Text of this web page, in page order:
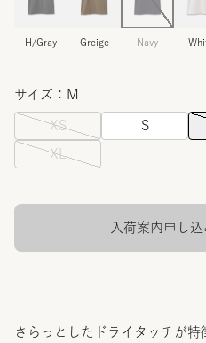
H/Gray Greige Navy
サイズ：M
XS S
XL
入荷案内申し込
さらっとしたドライタッチが特